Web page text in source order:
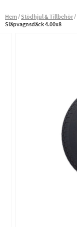
Hem Stödhjul & Tillbehör
Släpvagnsdäck 4.00x8